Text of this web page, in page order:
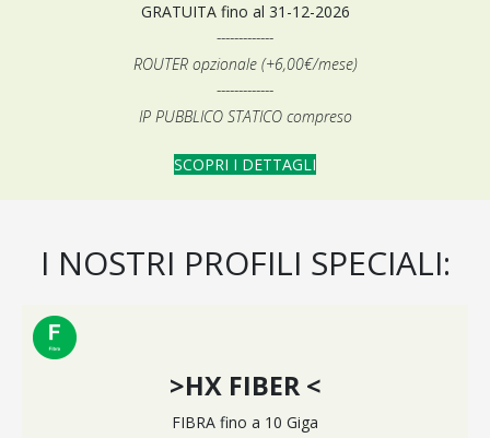
GRATUITA fino al 31-12-2026
-------------
ROUTER opzionale (+6,00€/mese)
-------------
IP PUBBLICO STATICO compreso
SCOPRI I DETTAGLI
I NOSTRI PROFILI SPECIALI:
>HX FIBER <
FIBRA fino a 10 Giga